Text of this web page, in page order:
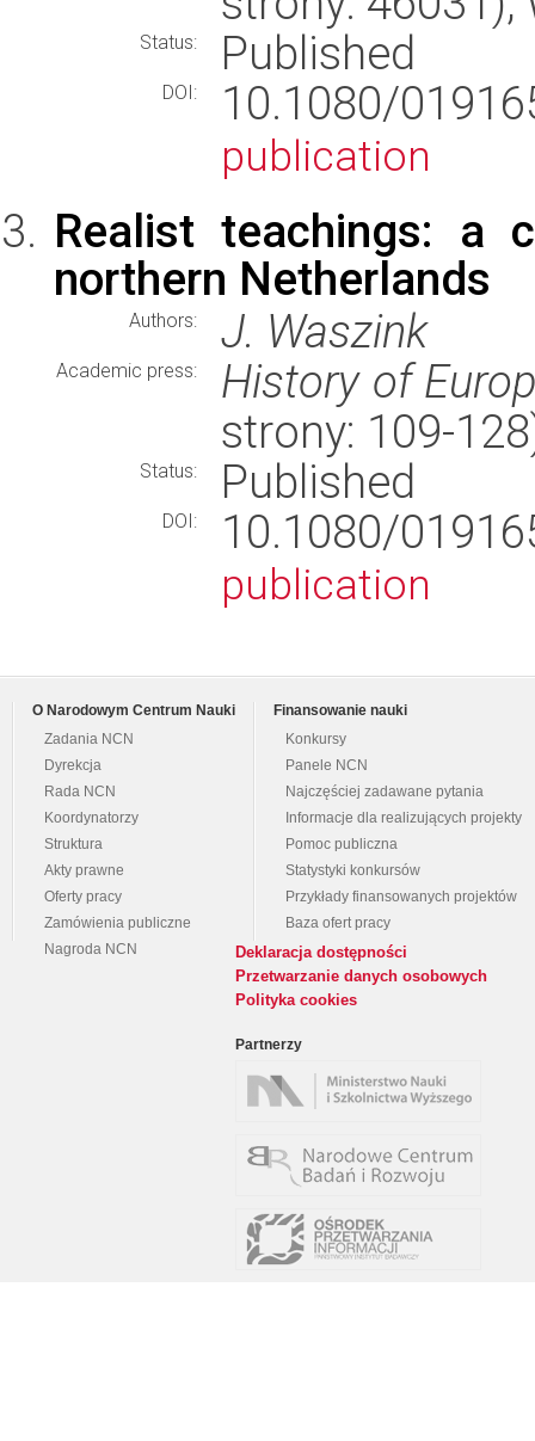
Status: Published
DOI: 10.1080/
publication
Realist teachings: a
northern Netherlands
Authors: J. Waszink
Academic press:
History of
strony: 109-
Status: Published
DOI: 10.1080/
publication
O Narodowym Centrum Nauki
Zadania NCN
Dyrekcja
Rada NCN
Koordynatorzy
Struktura
Akty prawne
Oferty pracy
Zamówienia publiczne
Nagroda NCN
Finansowanie nauki
Konkursy
Panele NCN
Najczęściej zadawane pytania
Informacje dla realizujących projekty
Pomoc publiczna
Statystyki konkursów
Przykłady finansowanych projektów
Baza ofert pracy
Deklaracja dostępności
Przetwarzanie danych osobowych
Polityka cookies
Partnerzy